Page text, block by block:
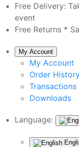
Free Delivery:
event
Free Returns *
My Account
My Account
Order
Transactions
Downloads
Language: